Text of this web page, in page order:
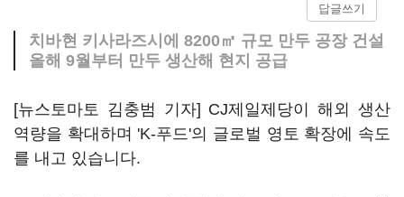
답글쓰기
치바현 키사라즈시에 8200㎡ 규모 만두 공장 건설
올해 9월부터 만두 생산해 현지 공급
[뉴스토마토 김충범 기자] CJ제일제당이 해외 생산
역량을 확대하며 'K-푸드'의 글로벌 영토 확장에 속도
를 내고 있습니다.